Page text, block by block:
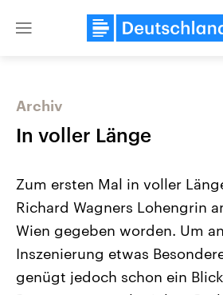
Close
Landtagswahl Sachsen-Anhalt
Archiv
In voller Länge
Zum ersten Mal in voller
Richard Wagners Lohengrin
Wien gegeben worden. Um
Inszenierung etwas
genügt jedoch schon ein